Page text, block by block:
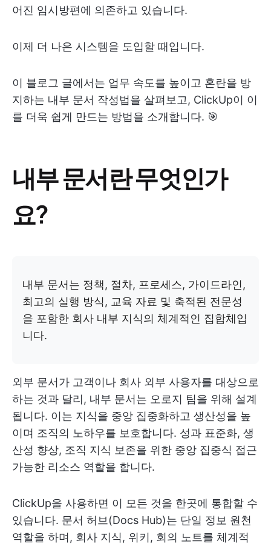
어진 임시방편에 의존하고 있습니다.
이제 더 나은 시스템을 도입할 때입니다.
이 블로그 글에서는 업무 속도를 높이고 혼란을 방
지하는 내부 문서 작성법을 살펴보고, ClickUp이 이
를 더욱 쉽게 만드는 방법을 소개합니다. 🎯
내부 문서란 무엇인가
요?
내부 문서는 정책, 절차, 프로세스, 가이드라인,
최고의 실행 방식, 교육 자료 및 축적된 전문성
을 포함한 회사 내부 지식의 체계적인 집합체입
니다.
외부 문서가 고객이나 회사 외부 사용자를 대상으로
하는 것과 달리, 내부 문서는 오로지 팀을 위해 설계
됩니다. 이는 지식을 중앙 집중화하고 생산성을 높
이며 조직의 노하우를 보호합니다. 성과 표준화, 생
산성 향상, 조직 지식 보존을 위한 중앙 집중식 접근
가능한 리소스 역할을 합니다.
ClickUp을 사용하면 이 모든 것을 한곳에 통합할 수
있습니다. 문서 허브(Docs Hub)는 단일 정보 원천
역할을 하며, 회사 지식, 위키, 회의 노트를 체계적